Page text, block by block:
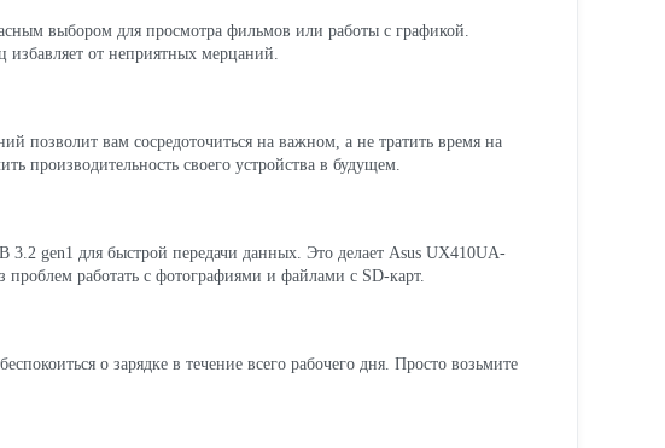
выбором для просмотра фильмов или работы с графикой.
от неприятных мерцаний.
позволит вам сосредоточиться на важном, а не тратить время на
производительность своего устройства в будущем.
gen1 для быстрой передачи данных. Это делает Asus UX410UA-
работать с фотографиями и файлами с SD-карт.
о зарядке в течение всего рабочего дня. Просто возьмите